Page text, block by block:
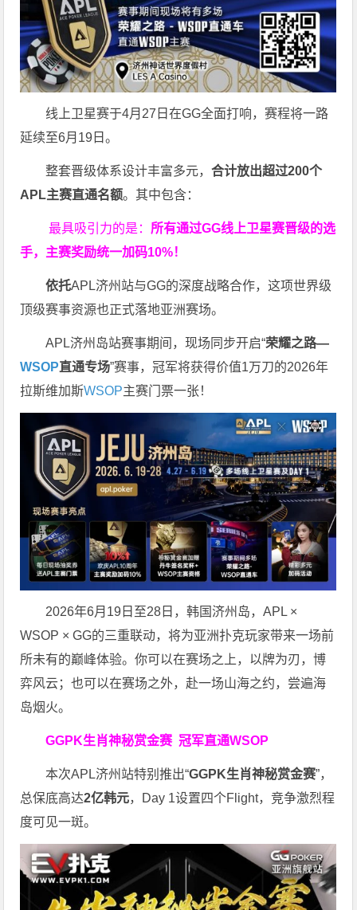
线上卫星赛于4月27日在GG全面打响，赛程将一路
延续至6月19日。
整套晋级体系设计丰富多元，合计放出超过200个
APL主赛直通名额。其中包含：
最具吸引力的是： 所有通过GG线上卫星赛晋级的选
手，主赛奖励统一加码10%！
依托APL济州站与GG的深度战略合作，这项世界级
顶级赛事资源也正式落地亚洲赛场。
APL济州岛站赛事期间，现场同步开启“荣耀之路—
WSOP直通专场”赛事，冠军将获得价值1万刀的2026年
拉斯维加斯WSOP主赛门票一张！
2026年6月19日至28日，韩国济州岛，APL ×
WSOP × GG的三重联动，将为亚洲扑克玩家带来一场前
所未有的巅峰体验。你可以在赛场之上，以牌为刃，博
弈风云；也可以在赛场之外，赴一场山海之约，尝遍海
岛烟火。
GGPK生肖神秘赏金赛冠军直通WSOP
本次APL济州站特别推出“GGPK生肖神秘赏金赛”，
总保底高达2亿韩元，Day 1设置四个Flight，竞争激烈程
度可见一斑。